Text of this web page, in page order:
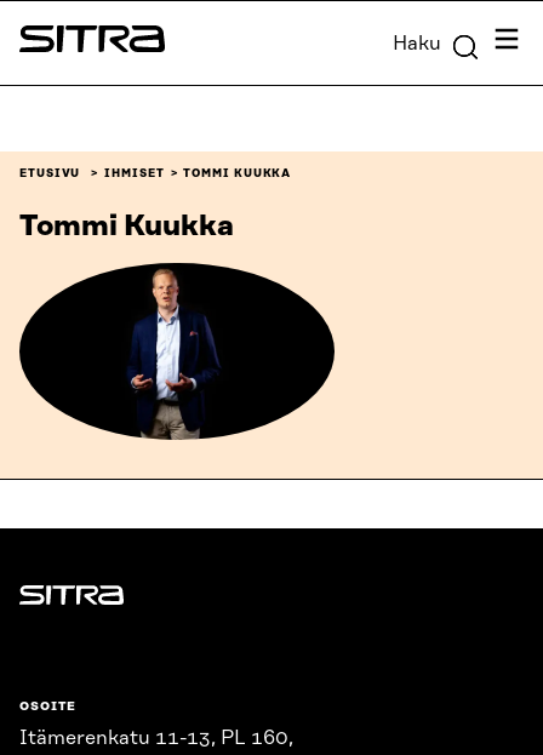
Siirry
suoraan
Sitra Haku
ETUSIVU IHMISET TOMMI KUUKKA
Tommi Kuukka
Sitra
OSOITE
Itämerenkatu 11-13, PL 160,